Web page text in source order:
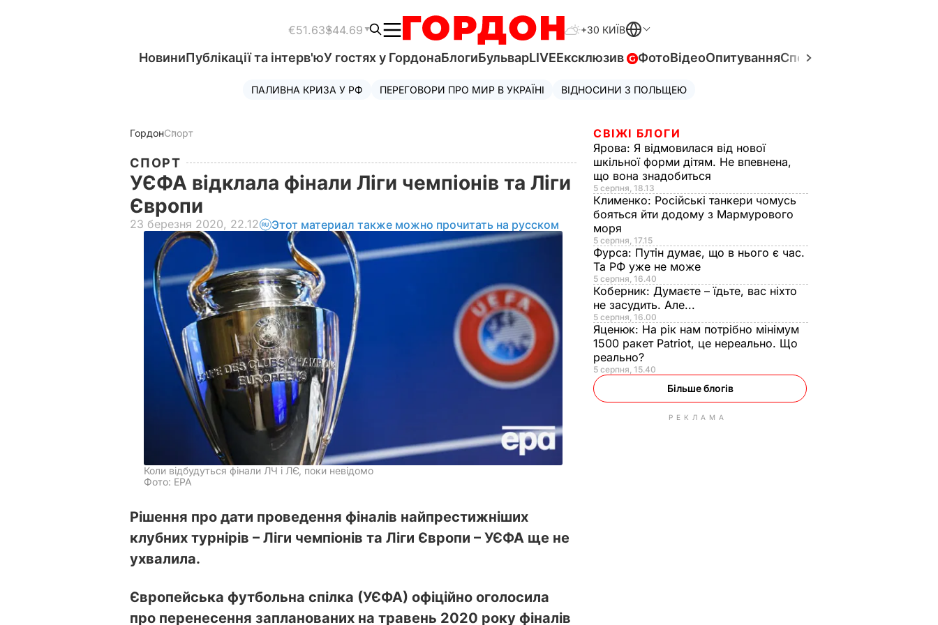
€51.63$44.69 +30 КИЇВ
НовиниПублікації та інтерв'юУ гостях у ГордонаБлогиБульварLIVEЕксклюзив ФотоВідеоОпитуванняСпецпроєкти
ПАЛИВНА КРИЗА У РФ ПЕРЕГОВОРИ ПРО МИР В УКРАЇНІ ВІДНОСИНИ З ПОЛЬЩЕЮ
ГордонСпорт
СПОРТ
УЄФА відклала фінали Ліги чемпіонів та Ліги
Європи
23 березня 2020, 22.12 Этот материал также можно прочитать на русском
Коли відбудуться фінали ЛЧ і ЛЄ, поки невідомо
Фото: EPA
Рішення про дати проведення фіналів найпрестижніших
клубних турнірів – Ліги чемпіонів та Ліги Європи – УЄФА ще не
ухвалила.
Європейська футбольна спілка (УЄФА) офіційно оголосила
про перенесення запланованих на травень 2020 року фіналів
СВІЖІ БЛОГИ
Ярова: Я відмовилася від нової
шкільної форми дітям. Не впевнена,
що вона знадобиться
5 серпня, 18.13
Клименко: Російські танкери чомусь
бояться йти додому з Мармурового
моря
5 серпня, 17.15
Фурса: Путін думає, що в нього є час.
Та РФ уже не може
5 серпня, 16.40
Коберник: Думаєте – їдьте, вас ніхто
не засудить. Але...
5 серпня, 16.00
Яценюк: На рік нам потрібно мінімум
1500 ракет Patriot, це нереально. Що
реально?
5 серпня, 15.40
Більше блогів
РЕКЛАМА